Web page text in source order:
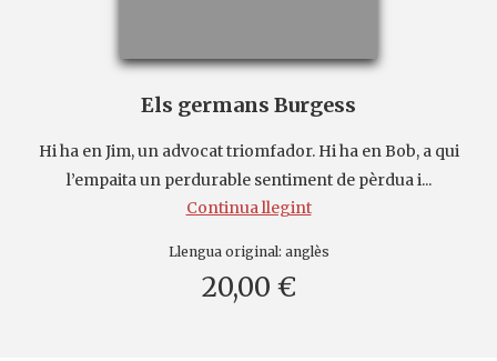
Els germans Burgess
Hi ha en Jim, un advocat triomfador. Hi ha en Bob, a qui
l’empaita un perdurable sentiment de pèrdua i...
Continua llegint
Llengua original: anglès
20,00 €